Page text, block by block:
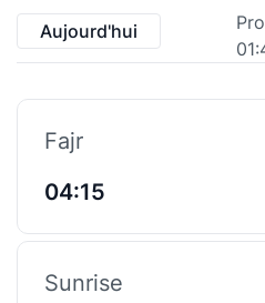
Aujourd'hui
Fajr
04:15
Sunrise